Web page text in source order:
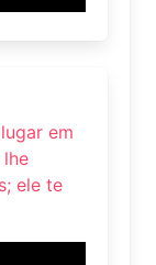
em
ele te